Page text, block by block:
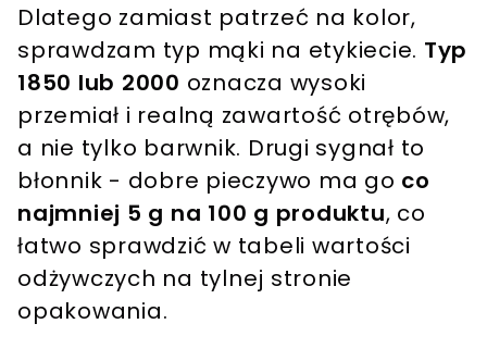
Dlatego zamiast patrzeć na kolor,
sprawdzam typ mąki na etykiecie. Typ
1850 lub 2000 oznacza wysoki
przemiał i realną zawartość otrębów,
a nie tylko barwnik. Drugi sygnał to
błonnik - dobre pieczywo ma go co
najmniej 5 g na 100 g produktu, co
łatwo sprawdzić w tabeli wartości
odżywczych na tylnej stronie
opakowania.